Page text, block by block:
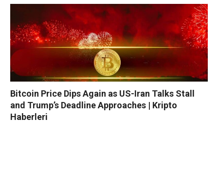
Bitcoin Price Dips Again as US-Iran Talks Stall
and Trump’s Deadline Approaches | Kripto
Haberleri